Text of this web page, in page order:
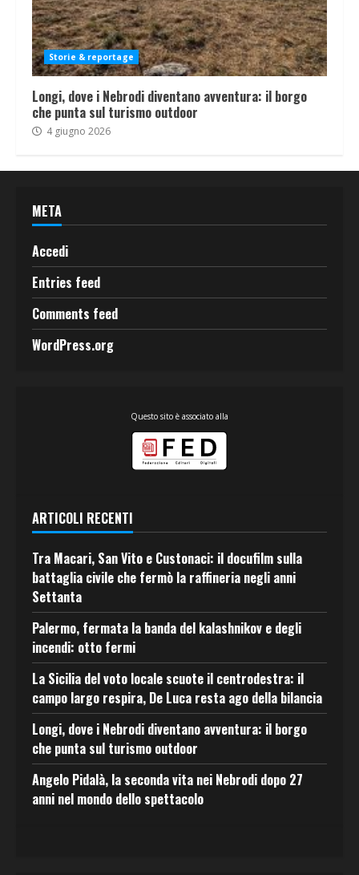
Storie & reportage
Longi, dove i Nebrodi diventano avventura: il borgo
che punta sul turismo outdoor
4 giugno 2026
META
Accedi
Entries feed
Comments feed
WordPress.org
Questo sito è associato alla
ARTICOLI RECENTI
Tra Macari, San Vito e Custonaci: il docufilm sulla
battaglia civile che fermò la raffineria negli anni
Settanta
Palermo, fermata la banda del kalashnikov e degli
incendi: otto fermi
La Sicilia del voto locale scuote il centrodestra: il
campo largo respira, De Luca resta ago della bilancia
Longi, dove i Nebrodi diventano avventura: il borgo
che punta sul turismo outdoor
Angelo Pidalà, la seconda vita nei Nebrodi dopo 27
anni nel mondo dello spettacolo